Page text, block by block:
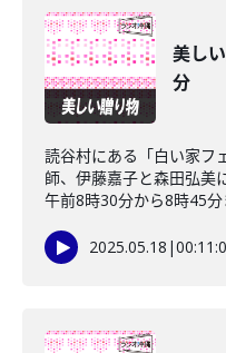
美し
分
読谷村にある「白い家フ
師、伊藤嘉子と森田弘美
午前8時30分から8時45分
2025.05.18 |